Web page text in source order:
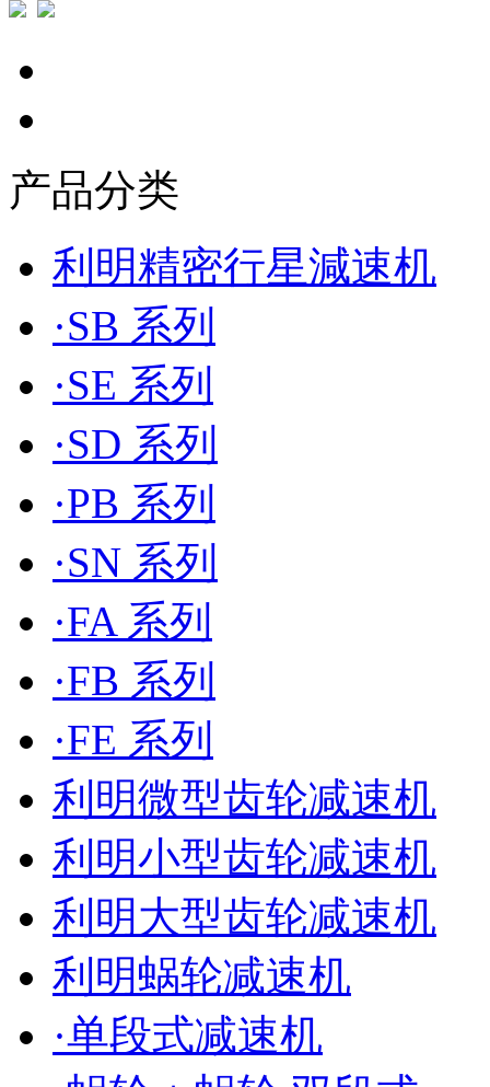
产品分类
利明精密行星減速机
·SB 系列
·SE 系列
·SD 系列
·PB 系列
·SN 系列
·FA 系列
·FB 系列
·FE 系列
利明微型齿轮减速机
利明小型齿轮减速机
利明大型齿轮减速机
利明蜗轮减速机
·单段式减速机